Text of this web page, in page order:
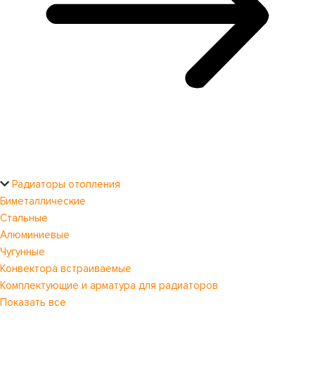
Радиаторы отопления
Биметаллические
Стальные
Алюминиевые
Чугунные
Конвектора встраиваемые
Комплектующие и арматура для радиаторов
Показать все